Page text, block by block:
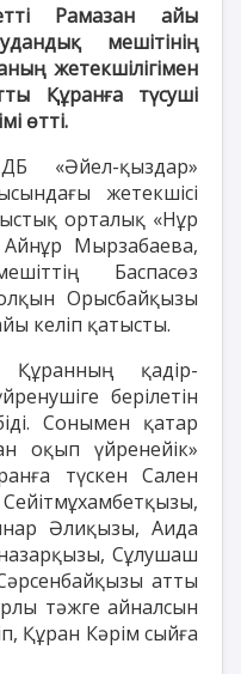
Рамазан айы
мешітінің
жетекшілігімен
Құранға түсуші
өтті.
«Әйел-қыздар»
жетекшісі
орталық «Нұр
Айнұр Мырзабаева,
Баспасөз
Орысбайқызы
келіп қатысты.
Құранның қадір-
берілетін
Сонымен қатар
оқып үйренейік»
түскен Сален
Әлиқызы, Аида
Сұлушаш
атты
тәжге айналсын
Құран Кәрім сыйға